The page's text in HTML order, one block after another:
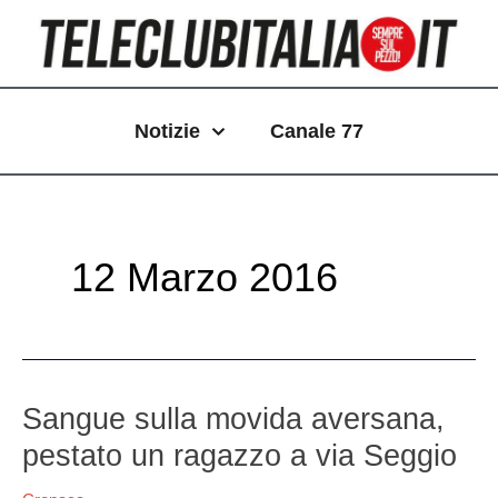
contenuto
Notizie Canale 77
12 Marzo 2016
Sangue sulla movida aversana,
pestato un ragazzo a via Seggio
Sangue
sulla
movida
articoli